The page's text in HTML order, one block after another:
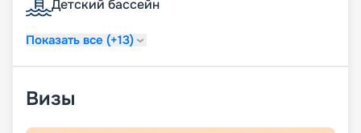
Читайте отзывы, узнавайте цену и покупайте
путевку на навигацию 2026 - 2027 г. не выходя из
дома. Для того чтобы воспользоваться нашими
менеджерами.
Детский бассейн
Показать все (+13)
Визы